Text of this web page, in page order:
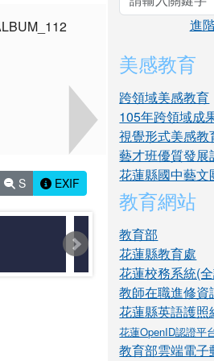
S EXIF
進
美感教育
跨領域美感教育
105年跨領域成
視覺形式美感教
藝才班優質發展
花蓮縣國中藝文
教育網站
教育部
花蓮縣教育處
花蓮校務系統(
教師在職進修資
花蓮縣英語護照
花蓮OpenID認證平
教育部雲端電子